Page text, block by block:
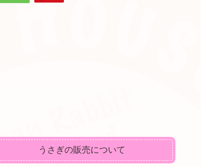
うさぎの販売について